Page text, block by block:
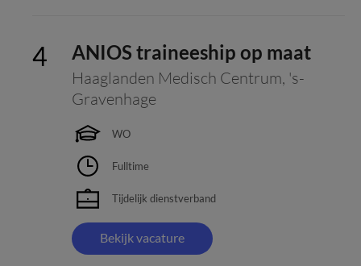
ANIOS traineeship op maat
Haaglanden Medisch Centrum, 's-
Gravenhage
WO
Fulltime
Tijdelijk dienstverband
Bekijk vacature